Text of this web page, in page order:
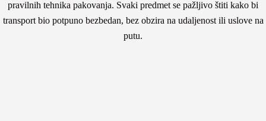
pravilnih tehnika pakovanja. Svaki predmet se pažljivo štiti kako bi
transport bio potpuno bezbedan, bez obzira na udaljenost ili uslove na
putu.